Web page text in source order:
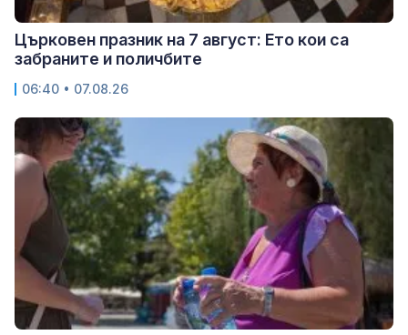
Църковен празник на 7 август: Ето кои са
забраните и поличбите
06:40 • 07.08.26